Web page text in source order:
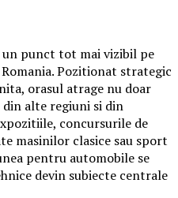
punct tot mai vizibil pe
Pozitionat strategic
orasul atrage nu doar
alte regiuni si din
concursurile de
masinilor clasice sau sport
pentru automobile se
devin subiecte centrale